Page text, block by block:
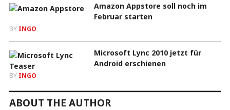
Amazon Appstore soll noch im
Februar starten
BY INGO
Microsoft Lync 2010 jetzt für
Android erschienen
BY INGO
ABOUT THE AUTHOR